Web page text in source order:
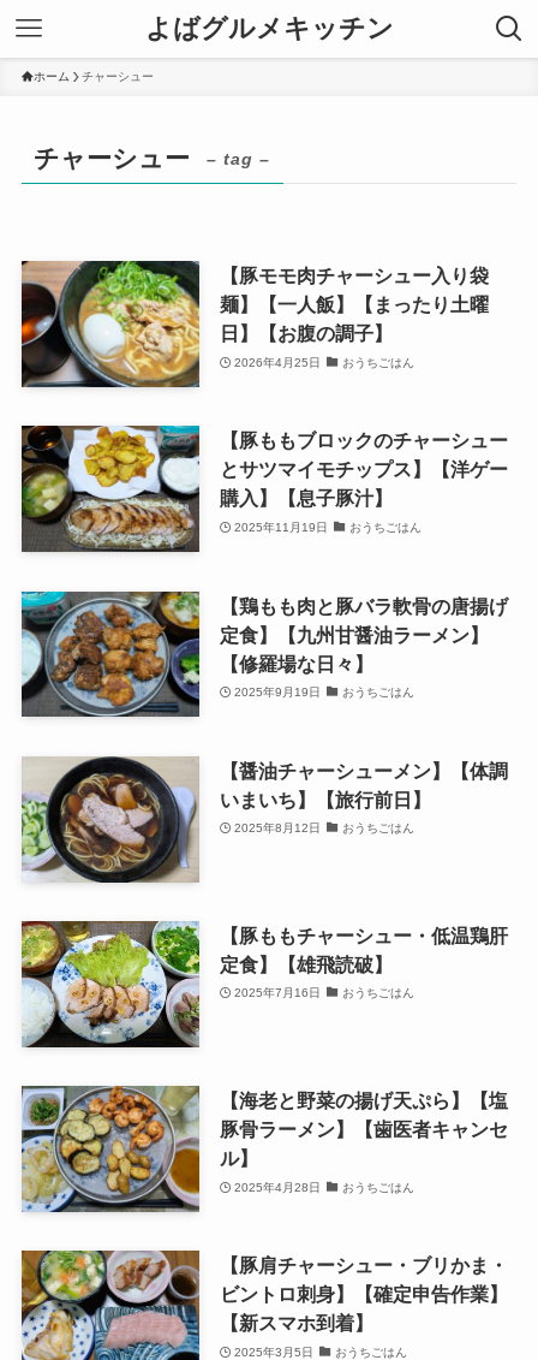
よばグルメキッチン
ホーム チャーシュー
チャーシュー – tag –
【豚モモ肉チャーシュー入り袋
麺】【一人飯】【まったり土曜
日】【お腹の調子】
2026年4月25日 おうちごはん
【豚ももブロックのチャーシュー
とサツマイモチップス】【洋ゲー
購入】【息子豚汁】
2025年11月19日 おうちごはん
【鶏もも肉と豚バラ軟骨の唐揚げ
定食】【九州甘醤油ラーメン】
【修羅場な日々】
2025年9月19日 おうちごはん
【醤油チャーシューメン】【体調
いまいち】【旅行前日】
2025年8月12日 おうちごはん
【豚ももチャーシュー・低温鶏肝
定食】【雄飛読破】
2025年7月16日 おうちごはん
【海老と野菜の揚げ天ぷら】【塩
豚骨ラーメン】【歯医者キャンセ
ル】
2025年4月28日 おうちごはん
【豚肩チャーシュー・ブリかま・
ビントロ刺身】【確定申告作業】
【新スマホ到着】
2025年3月5日 おうちごはん